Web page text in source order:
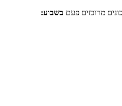
מרוכזים פעם בשבוע: